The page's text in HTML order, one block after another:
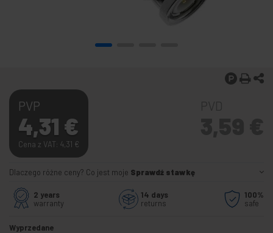
PVP
4,31 €
Cena z VAT: 4,31 €
Dlaczego różne ceny? Co jest moje Sprawdź stawkę
2 years
warranty
14 days
returns
100%
safe
Wyprzedane